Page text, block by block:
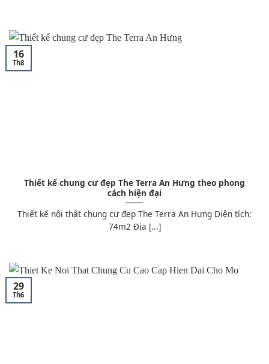
Thiết kế chung cư đẹp The Terra An Hưng theo phong
cách hiện đại
Thiết kế nội thất chung cư đẹp The Terra An Hưng Diện tích:
74m2 Địa [...]
16
Th8
29
Th6